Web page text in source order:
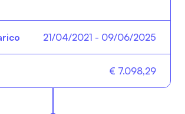
21/04/2021 - 09/06/2025
€ 7.098,29